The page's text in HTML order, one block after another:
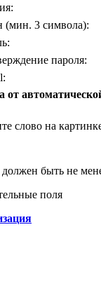
(мин. 3 символа):
пароля:
от
слово на
быть не
поля